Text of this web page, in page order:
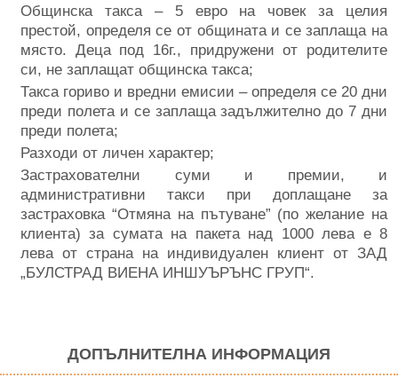
Общинска такса – 5 евро на човек за целия
престой, определя се от общината и се заплаща на
място. Деца под 16г., придружени от родителите
си, не заплащат общинска такса;
Такса гориво и вредни емисии – определя се 20 дни
преди полета и се заплаща задължително до 7 дни
преди полета;
Разходи от личен характер;
Застрахователни суми и премии, и
административни такси при доплащане за
застраховка “Отмяна на пътуване” (по желание на
клиента) за сумата на пакета над 1000 лева е 8
лева от страна на индивидуален клиент от ЗАД
„БУЛСТРАД ВИЕНА ИНШУЪРЪНС ГРУП“.
ДОПЪЛНИТЕЛНА ИНФОРМАЦИЯ